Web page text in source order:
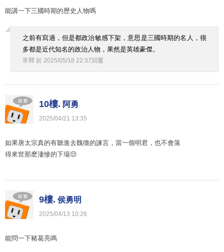
能講一下三國時期的歷史人物嗎
之前有寫過，但是都政治敏感下架，意思是三國時期的名人，很
多都是近代知名的政治人物，果然是英雄豪傑。
常釋 於 2025/05/18 22:37 回覆
10樓. 阿勇
2025/04/21 13:35
如果唐太宗真的有聽進去魏徵的諫言，當一個明君，也不會落
得來世那麽淒慘的下場😔
9樓. 侯勇明
2025/04/13 10:26
能問一下豬葛亮嗎